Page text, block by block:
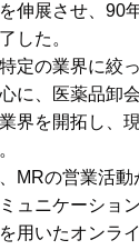
伸展させ、90
した。
定の業界に絞
に、医薬品卸
界を開拓し、
MRの営業活動
ュニケーショ
用いたオンラ